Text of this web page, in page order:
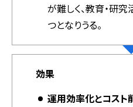
が難しく、教育・研
つとなりうる。
効果
運用効率化とコスト